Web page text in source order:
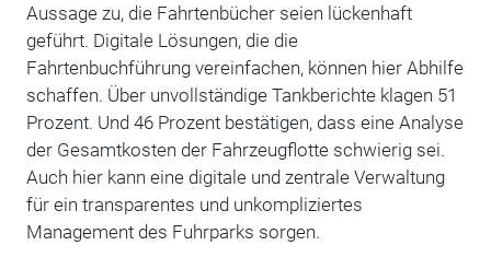
Aussage zu, die Fahrtenbücher seien lückenhaft
geführt. Digitale Lösungen, die die
Fahrtenbuchführung vereinfachen, können hier Abhilfe
schaffen. Über unvollständige Tankberichte klagen 51
Prozent. Und 46 Prozent bestätigen, dass eine Analyse
der Gesamtkosten der Fahrzeugflotte schwierig sei.
Auch hier kann eine digitale und zentrale Verwaltung
für ein transparentes und unkompliziertes
Management des Fuhrparks sorgen.